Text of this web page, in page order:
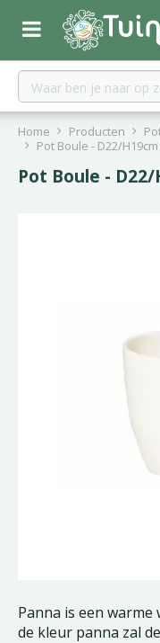
r
Home Producten
Pot Boule - D22/
Pot Boule -
Panna is een
de kleur panna zal